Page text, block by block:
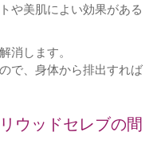
や美肌によい効果がある
消します。
で、身体から排出すれば
ウッドセレブの間